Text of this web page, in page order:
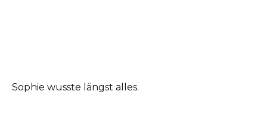
Sophie wusste längst alles.